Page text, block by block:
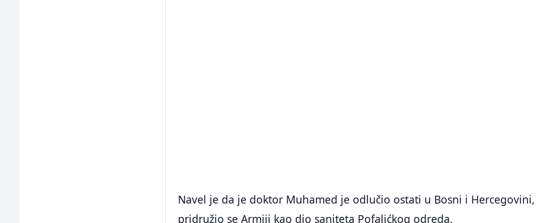
Navel je da je doktor Muhamed je odlučio ostati u Bosni i Hercegovini,
pridružio se Armiji kao dio saniteta Pofalićkog odreda.